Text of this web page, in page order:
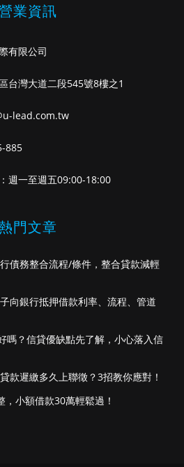
業資訊
有限公司
台灣大道二段545號8樓之1
lead.com.tw
885
週一至週五09:00-18:00
門文章
債務整合流程/條件，整合貸款減輕
向銀行抵押借款利率、流程、管道
嗎？信貸優缺點先了解，小心落入信
款遲繳多久上聯徵？3招教你應對！
小額借款30萬輕鬆過！